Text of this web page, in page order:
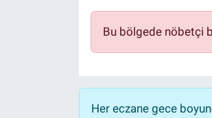
Bu bölgede nöbetçi
Her eczane gece
ÖZEL HABER